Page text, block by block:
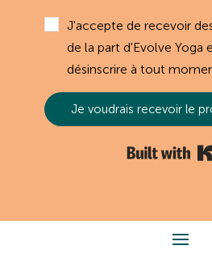
J'accepte de recevoir
de la part d'Evolve Yoga
désinscrire à tout
Je voudrais recevoir le